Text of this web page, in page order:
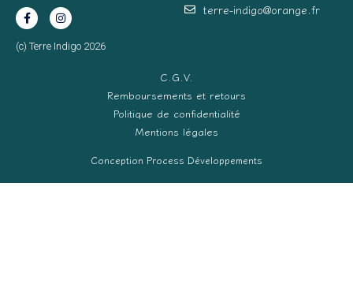
(c) Terre Indigo 2026
terre-indigo@orange.fr
C.G.V.
Remboursements et retours
Politique de confidentialité
Mentions légales
Conception Process Développements